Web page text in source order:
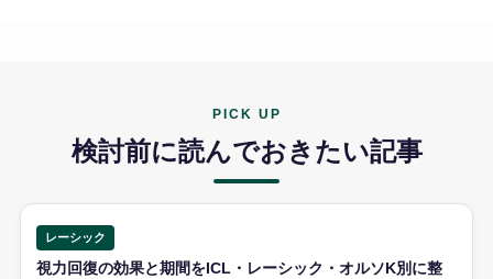
PICK UP
検討前に読んでおきたい記事
レーシック
視力回復の効果と期間をICL・レーシック・オルソK別に整